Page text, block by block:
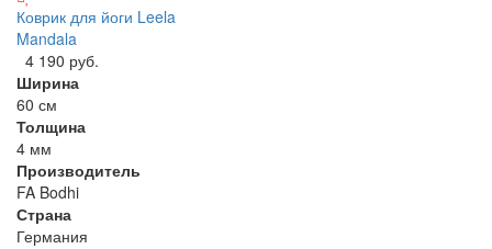
Коврик для йоги Leela
Mandala
4 190 руб.
Ширина
60 см
Толщина
4 мм
Производитель
FA Bodhi
Страна
Германия